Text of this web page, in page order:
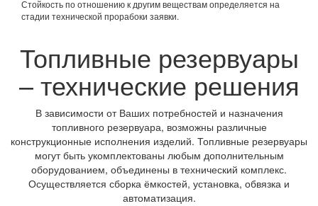
Стойкость по отношению к другим веществам определяется на
стадии технической прорабоки заявки.
Топливные резервуары
– технические решения
В зависимости от Ваших потребностей и назначения
топливного резервуара, возможны различные
конструкционные исполнения изделий. Топливные резервуары
могут быть укомплектованы любым дополнительным
оборудованием, объединены в технический комплекс.
Осуществляется сборка ёмкостей, установка, обвязка и
автоматизация.